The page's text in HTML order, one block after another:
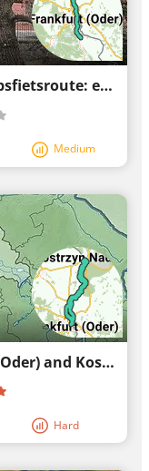
LE-BWe01 Europese vriendschapsfietsroute: etappe Lebus-Brieskow Finkenheerd
Medium
In the flow between Frankfurt (Oder) and Kostrzyn: big 2-country round trip along the river Oder
Hard